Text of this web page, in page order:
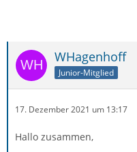
WHagenhoff
Junior-Mitglied
17. Dezember 2021 um 13:17
Hallo zusammen,